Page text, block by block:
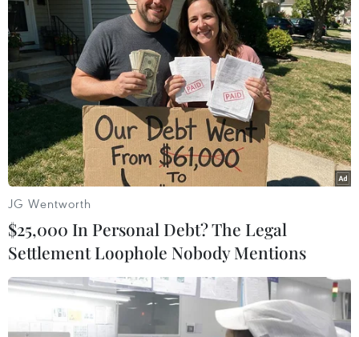
sắt rồi xông vào đuổi đánh 2 nhân viên đang lên
ban làm nhiệm vụ là chị Nguyễn Thị Vân Anh
và Phạm Thị Huyền.
Play
Video
Theo ông Đoàn Duy Hoạch, Phó Tổng giám đốc
VNR, tình trạng trên uy hiếp nghiêm trọng trật
tự an toàn giao thông đường sắt, an toàn chạy
JG Wentworth
$25,000 In Personal Debt? The Legal
Settlement Loophole Nobody Mentions